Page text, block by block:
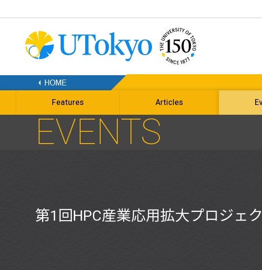
Features Articles
EVENTS
第1回HPC産業応用拡大プロジェ